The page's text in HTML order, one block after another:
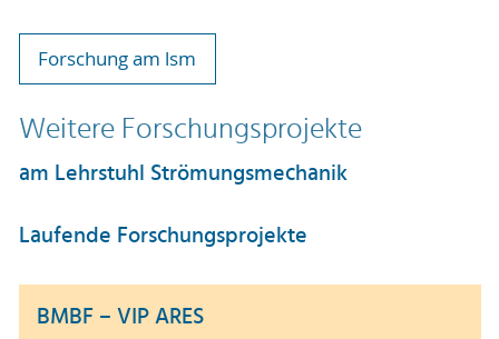
Forschung am lsm
Weitere Forschungsprojekte
am Lehrstuhl Strömungsmechanik
Laufende Forschungsprojekte
BMBF – VIP ARES